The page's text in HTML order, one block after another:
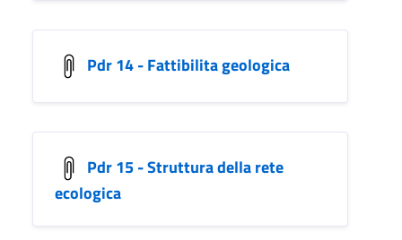
Pdr 14 - Fattibilita geologica
Pdr 15 - Struttura della rete
ecologica